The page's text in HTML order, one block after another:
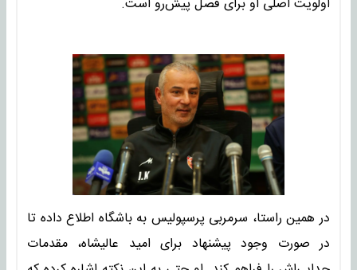
اولویت اصلی او برای فصل پیش‌رو است.
در همین راستا، سرمربی پرسپولیس به باشگاه اطلاع داده تا
در صورت وجود پیشنهاد برای امید عالیشاه، مقدمات